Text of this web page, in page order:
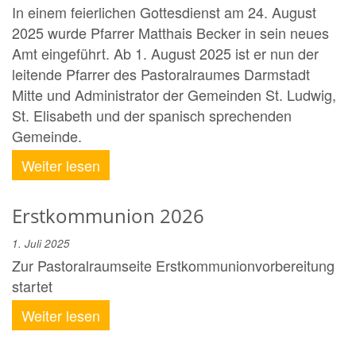
In einem feierlichen Gottesdienst am 24. August
2025 wurde Pfarrer Matthais Becker in sein neues
Amt eingeführt. Ab 1. August 2025 ist er nun der
leitende Pfarrer des Pastoralraumes Darmstadt
Mitte und Administrator der Gemeinden St. Ludwig,
St. Elisabeth und der spanisch sprechenden
Gemeinde.
Weiter lesen
Erstkommunion 2026
1. Juli 2025
Zur Pastoralraumseite Erstkommunionvorbereitung
startet
Weiter lesen